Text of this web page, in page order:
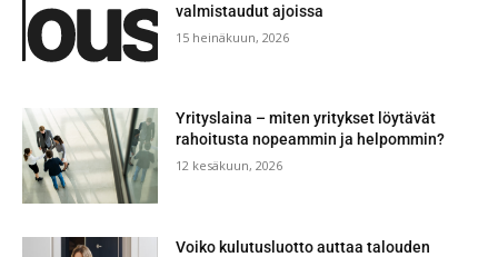
valmistaudut ajoissa
15 heinäkuun, 2026
Yrityslaina – miten yritykset löytävät
rahoitusta nopeammin ja helpommin?
12 kesäkuun, 2026
Voiko kulutusluotto auttaa talouden